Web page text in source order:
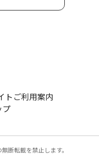
トご利用案内
プ
断転載を禁止します。